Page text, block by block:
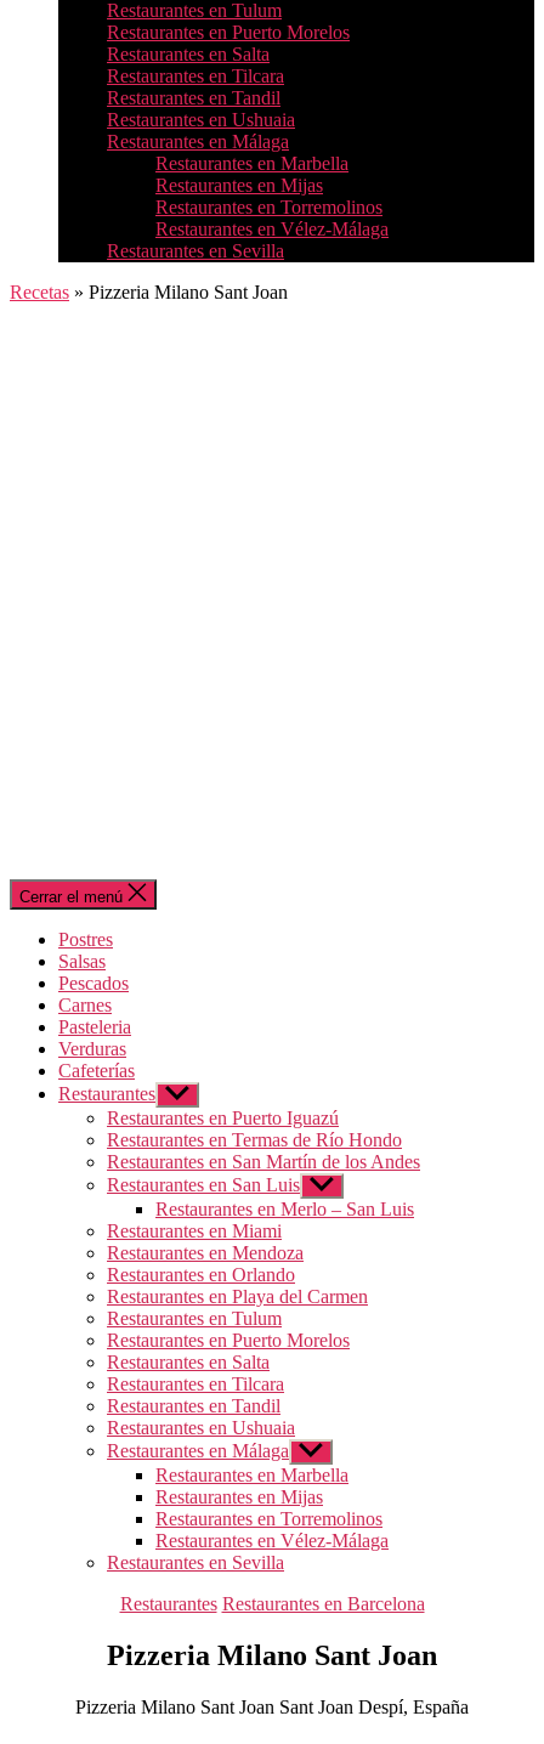
Restaurantes en Tulum
Restaurantes en Puerto Morelos
Restaurantes en Salta
Restaurantes en Tilcara
Restaurantes en Tandil
Restaurantes en Ushuaia
Restaurantes en Málaga
Restaurantes en Marbella
Restaurantes en Mijas
Restaurantes en Torremolinos
Restaurantes en Vélez-Málaga
Restaurantes en Sevilla
Recetas » Pizzeria Milano Sant Joan
Cerrar el menú
Postres
Salsas
Pescados
Carnes
Pasteleria
Verduras
Cafeterías
Restaurantes Mostrar
el
submenú
Restaurantes en Puerto Iguazú
Restaurantes en Termas de Río Hondo
Restaurantes en San Martín de los Andes
Restaurantes en San Luis Mostrar
el
submenú
Restaurantes en Merlo – San Luis
Restaurantes en Miami
Restaurantes en Mendoza
Restaurantes en Orlando
Restaurantes en Playa del Carmen
Restaurantes en Tulum
Restaurantes en Puerto Morelos
Restaurantes en Salta
Restaurantes en Tilcara
Restaurantes en Tandil
Restaurantes en Ushuaia
Restaurantes en Málaga Mostrar
el
submenú
Restaurantes en Marbella
Restaurantes en Mijas
Restaurantes en Torremolinos
Restaurantes en Vélez-Málaga
Restaurantes en Sevilla
Categorías
Restaurantes Restaurantes en Barcelona
Pizzeria Milano Sant Joan
Pizzeria Milano Sant Joan Sant Joan Despí, España